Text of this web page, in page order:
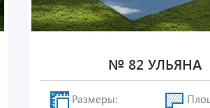
№ 82 УЛЬЯНА
Размеры: